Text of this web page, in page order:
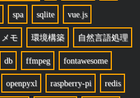
spa sqlite vue.js
メモ 環境構築 自然言語処理
db ffmpeg fontawesome
openpyxl raspberry-pi redis